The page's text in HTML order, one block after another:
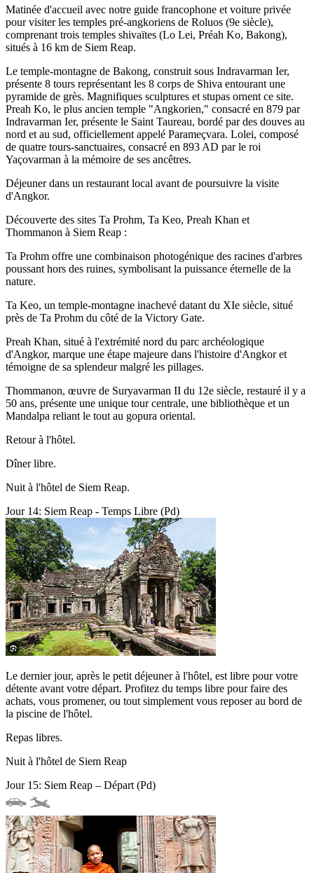
Matinée d'accueil avec notre guide francophone et voiture privée
pour visiter les temples pré-angkoriens de Roluos (9e siècle),
comprenant trois temples shivaïtes (Lo Lei, Préah Ko, Bakong),
situés à 16 km de Siem Reap.
Le temple-montagne de Bakong, construit sous Indravarman Ier,
présente 8 tours représentant les 8 corps de Shiva entourant une
pyramide de grès. Magnifiques sculptures et stupas ornent ce site.
Preah Ko, le plus ancien temple "Angkorien," consacré en 879 par
Indravarman Ier, présente le Saint Taureau, bordé par des douves au
nord et au sud, officiellement appelé Parameçvara. Lolei, composé
de quatre tours-sanctuaires, consacré en 893 AD par le roi
Yaçovarman à la mémoire de ses ancêtres.
Déjeuner dans un restaurant local avant de poursuivre la visite
d'Angkor.
Découverte des sites Ta Prohm, Ta Keo, Preah Khan et
Thommanon à Siem Reap :
Ta Prohm offre une combinaison photogénique des racines d'arbres
poussant hors des ruines, symbolisant la puissance éternelle de la
nature.
Ta Keo, un temple-montagne inachevé datant du XIe siècle, situé
près de Ta Prohm du côté de la Victory Gate.
Preah Khan, situé à l'extrémité nord du parc archéologique
d'Angkor, marque une étape majeure dans l'histoire d'Angkor et
témoigne de sa splendeur malgré les pillages.
Thommanon, œuvre de Suryavarman II du 12e siècle, restauré il y a
50 ans, présente une unique tour centrale, une bibliothèque et un
Mandalpa reliant le tout au gopura oriental.
Retour à l'hôtel.
Dîner libre.
Nuit à l'hôtel de Siem Reap.
Jour 14: Siem Reap - Temps Libre (Pd)
Le dernier jour, après le petit déjeuner à l'hôtel, est libre pour votre
détente avant votre départ. Profitez du temps libre pour faire des
achats, vous promener, ou tout simplement vous reposer au bord de
la piscine de l'hôtel.
Repas libres.
Nuit à l'hôtel de Siem Reap
Jour 15: Siem Reap – Départ (Pd)